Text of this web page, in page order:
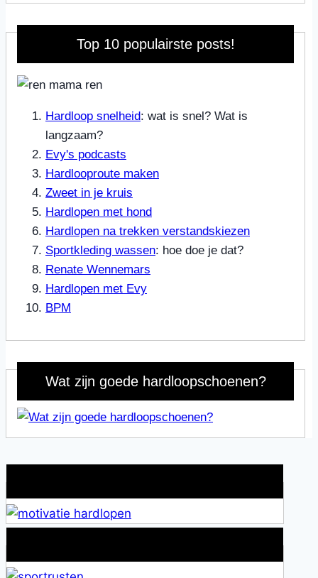
Top 10 populairste posts!
Hardloop snelheid: wat is snel? Wat is
langzaam?
Evy's podcasts
Hardlooproute maken
Zweet in je kruis
Hardlopen met hond
Hardlopen na trekken verstandskiezen
Sportkleding wassen: hoe doe je dat?
Renate Wennemars
Hardlopen met Evy
BPM
Wat zijn goede hardloopschoenen?